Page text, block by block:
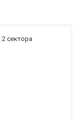
2 сектора